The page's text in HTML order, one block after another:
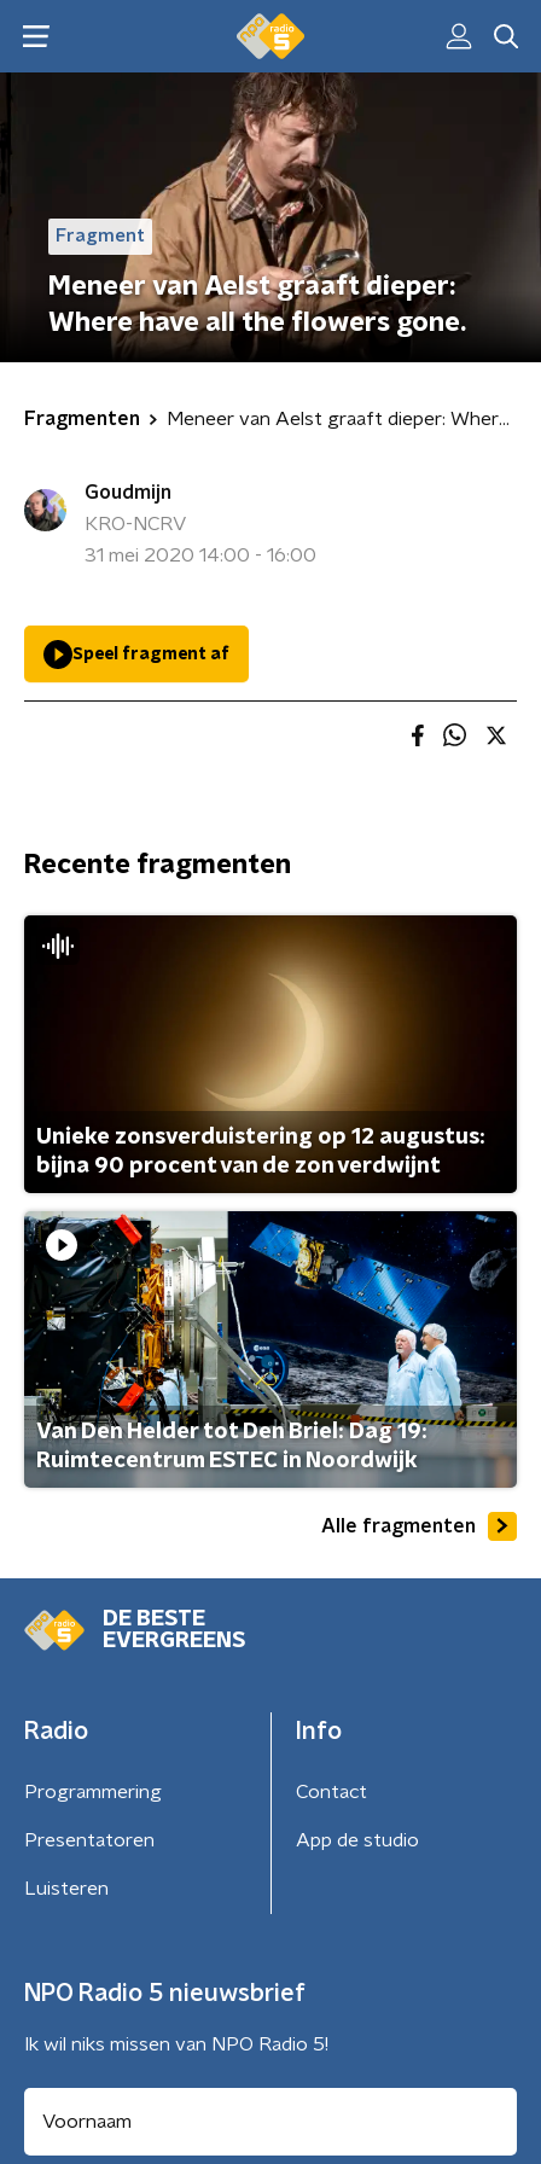
Fragment
Meneer van Aelst graaft dieper:
Where have all the flowers gone.
Fragmenten Meneer van Aelst graaft dieper: Where have all the flowers gone.
Goudmijn
KRO-NCRV
31 mei 2020 14:00 - 16:00
Speel fragment af
Recente fragmenten
Unieke zonsverduistering op 12 augustus:
bijna 90 procent van de zon verdwijnt
Van Den Helder tot Den Briel: Dag 19:
Ruimtecentrum ESTEC in Noordwijk
Alle fragmenten
DE BESTE
EVERGREENS
Radio
Programmering
Presentatoren
Luisteren
Info
Contact
App de studio
NPO Radio 5 nieuwsbrief
Ik wil niks missen van NPO Radio 5!